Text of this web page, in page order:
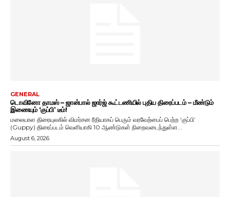
GENERAL
டொவினோ தாமஸ் – ஜான்பால் ஜார்ஜ் கூட்டணியில் புதிய திரைப்படம் – மீண்டும்
இணையும் ‘குப்பி’ டீம்!
மலையாள திரையுலகில் விமர்சன ரீதியாகப் பெரும் வரவேற்பைப் பெற்ற ‘குப்பி’
(Guppy) திரைப்படம் வெளியாகி 10 ஆண்டுகள் நிறைவடைந்துள்ள...
August 6, 2026